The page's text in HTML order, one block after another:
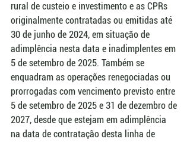
rural de custeio e investimento e as CPRs
originalmente contratadas ou emitidas até
30 de junho de 2024, em situação de
adimplência nesta data e inadimplentes em
5 de setembro de 2025. Também se
enquadram as operações renegociadas ou
prorrogadas com vencimento previsto entre
5 de setembro de 2025 e 31 de dezembro de
2027, desde que estejam em adimplência
na data de contratação desta linha de